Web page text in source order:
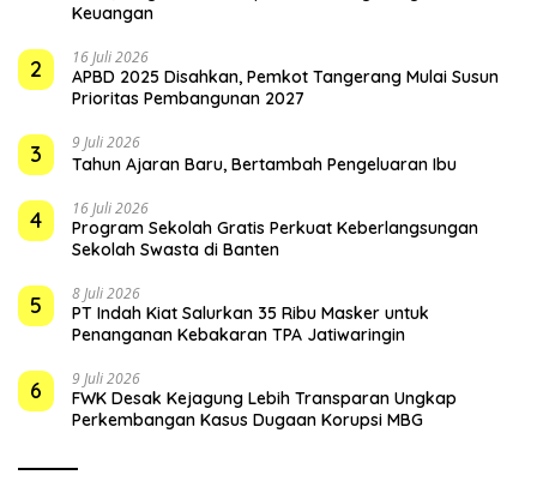
Keuangan
2 16 Juli 2026
APBD 2025 Disahkan, Pemkot Tangerang Mulai Susun
Prioritas Pembangunan 2027
3 9 Juli 2026
Tahun Ajaran Baru, Bertambah Pengeluaran Ibu
4 16 Juli 2026
Program Sekolah Gratis Perkuat Keberlangsungan
Sekolah Swasta di Banten
5 8 Juli 2026
PT Indah Kiat Salurkan 35 Ribu Masker untuk
Penanganan Kebakaran TPA Jatiwaringin
6 9 Juli 2026
FWK Desak Kejagung Lebih Transparan Ungkap
Perkembangan Kasus Dugaan Korupsi MBG